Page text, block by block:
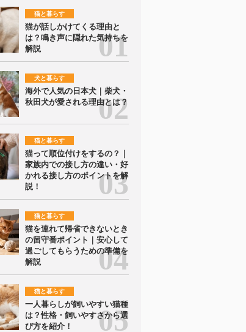
猫と暮らす
猫が話しかけてくる理由と
は？鳴き声に隠れた気持ちを
解説
犬と暮らす
海外で人気の日本犬｜柴犬・
秋田犬が愛される理由とは？
猫と暮らす
猫って順位付けをするの？｜
家族内での接し方の違い・好
かれる接し方のポイントを解
説！
猫と暮らす
猫を連れて帰省できないとき
の留守番ポイント｜安心して
過ごしてもらうための準備を
解説
猫と暮らす
一人暮らしが飼いやすい猫種
は？性格・飼いやすさから選
び方を紹介！